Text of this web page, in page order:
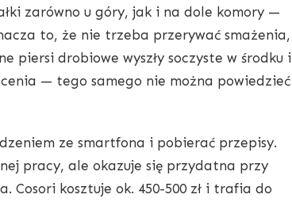
zarówno u góry, jak i na dole komory —
to, że nie trzeba przerywać smażenia,
piersi drobiowe wyszły soczyste w środku i
— tego samego nie można powiedzieć
ze smartfona i pobierać przepisy.
pracy, ale okazuje się przydatna przy
Cosori kosztuje ok. 450-500 zł i trafia do